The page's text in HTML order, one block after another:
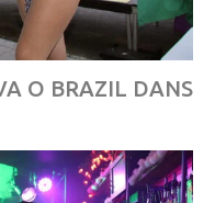
O BRAZIL DANS